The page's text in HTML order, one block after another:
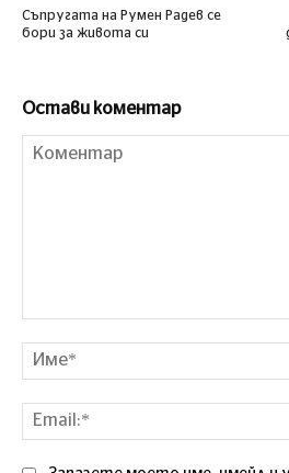
Съпругата на Румен Радев се
бори за живота си
Остави коментар